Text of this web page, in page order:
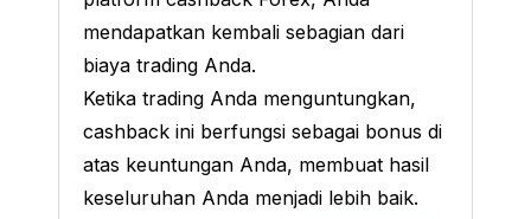
mendapatkan kembali sebagian dari
biaya trading Anda.
Ketika trading Anda menguntungkan,
cashback ini berfungsi sebagai bonus di
atas keuntungan Anda, membuat hasil
keseluruhan Anda menjadi lebih baik.